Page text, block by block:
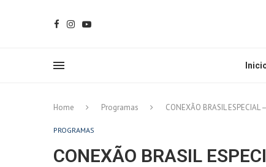
Home Programas CONEXÃO BRASIL ESPECIAL
PROGRAMAS
CONEXÃO BRASIL